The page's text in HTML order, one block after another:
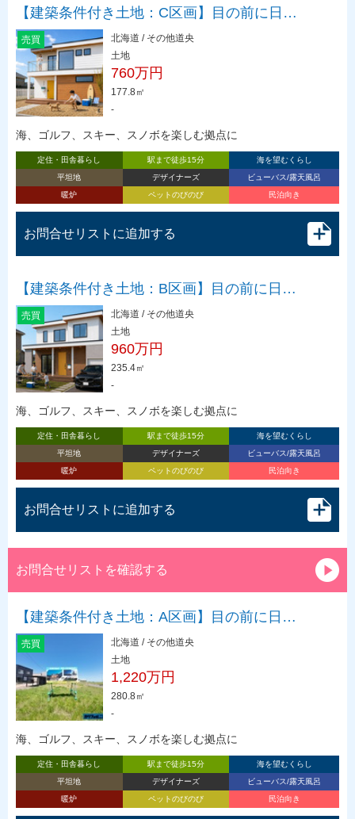
【建築条件付き土地：C区画】目の前に日…
売買
北海道 / その他道央
土地
760万円
177.8㎡
-
海、ゴルフ、スキー、スノボを楽しむ拠点に
定住・田舎暮らし 駅まで徒歩15分
海を望むくらし
平坦地
デザイナーズ
ビューバス/露天風呂
暖炉
ペットのびのび 民泊向き
お問合せリストに追加する
【建築条件付き土地：B区画】目の前に日…
売買
北海道 / その他道央
土地
960万円
235.4㎡
-
海、ゴルフ、スキー、スノボを楽しむ拠点に
定住・田舎暮らし 駅まで徒歩15分
海を望むくらし
平坦地
デザイナーズ
ビューバス/露天風呂
暖炉
ペットのびのび 民泊向き
お問合せリストに追加する
お問合せリストを確認する
【建築条件付き土地：A区画】目の前に日…
売買
北海道 / その他道央
土地
1,220万円
280.8㎡
-
海、ゴルフ、スキー、スノボを楽しむ拠点に
定住・田舎暮らし 駅まで徒歩15分
海を望むくらし
平坦地
デザイナーズ
ビューバス/露天風呂
暖炉
ペットのびのび 民泊向き